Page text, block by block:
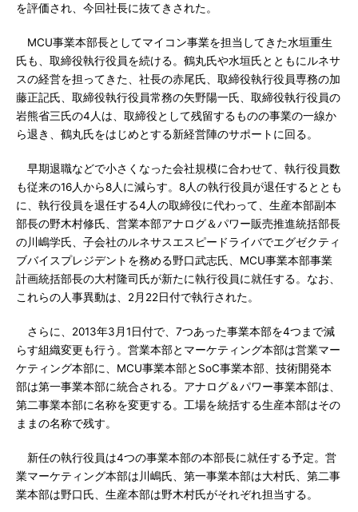
を評価され、今回社長に抜てきされた。
MCU事業本部長としてマイコン事業を担当してきた水垣重生
氏も、取締役執行役員を続ける。鶴丸氏や水垣氏とともにルネサ
スの経営を担ってきた、社長の赤尾氏、取締役執行役員専務の加
藤正記氏、取締役執行役員常務の矢野陽一氏、取締役執行役員の
岩熊省三氏の4人は、取締役として残留するものの事業の一線か
ら退き、鶴丸氏をはじめとする新経営陣のサポートに回る。
早期退職などで小さくなった会社規模に合わせて、執行役員数
も従来の16人から8人に減らす。8人の執行役員が退任するととも
に、執行役員を退任する4人の取締役に代わって、生産本部副本
部長の野木村修氏、営業本部アナログ＆パワー販売推進統括部長
の川嶋学氏、子会社のルネサスエスピードライバでエグゼクティ
ブバイスプレジデントを務める野口武志氏、MCU事業本部事業
計画統括部長の大村隆司氏が新たに執行役員に就任する。なお、
これらの人事異動は、2月22日付で執行された。
さらに、2013年3月1日付で、7つあった事業本部を4つまで減
らす組織変更も行う。営業本部とマーケティング本部は営業マー
ケティング本部に、MCU事業本部とSoC事業本部、技術開発本
部は第一事業本部に統合される。アナログ＆パワー事業本部は、
第二事業本部に名称を変更する。工場を統括する生産本部はその
ままの名称で残す。
新任の執行役員は4つの事業本部の本部長に就任する予定。営
業マーケティング本部は川嶋氏、第一事業本部は大村氏、第二事
業本部は野口氏、生産本部は野木村氏がそれぞれ担当する。